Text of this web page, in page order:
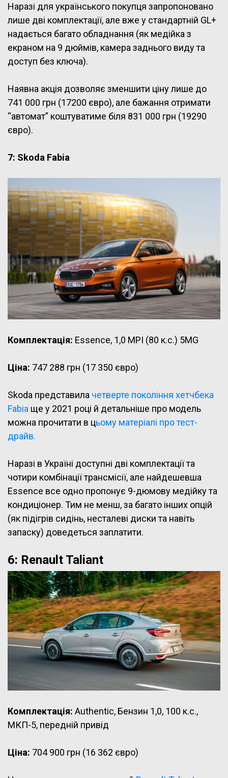
Наразі для українського покупця запропоновано
лише дві комплектації, але вже у стандартній GL+
надається багато обладнання (як медійка з
екраном на 9 дюймів, камера заднього виду та
доступ без ключа).
Наявна акція дозволяє зменшити ціну лише до
741 000 грн (17200 євро), але бажання отримати
“автомат” коштуватиме біля 831 000 грн (19290
євро).
7: Skoda Fabia
Комплектація: Essence, 1,0 MPI (80 к.с.) 5MG
Ціна: 747 288 грн (17 350 євро)
Skoda представила четверте покоління хетчбека
Fabia ще у 2021 році й детальніше про модель
можна прочитати в цьому матеріалі про тест-
драйв.
Наразі в Україні доступні дві комплектації та
чотири комбінації трансмісії, але найдешевша
Essence все одно пропонує 9-дюмову медійку та
кондиціонер. Тим не менш, за багато інших опцій
(як підігрів сидінь, несталеві диски та навіть
запаску) доведеться заплатити.
6: Renault Taliant
Комплектація: Authentic, Бензин 1,0, 100 к.с.,
МКП-5, передній привід
Ціна: 704 900 грн (16 362 євро)